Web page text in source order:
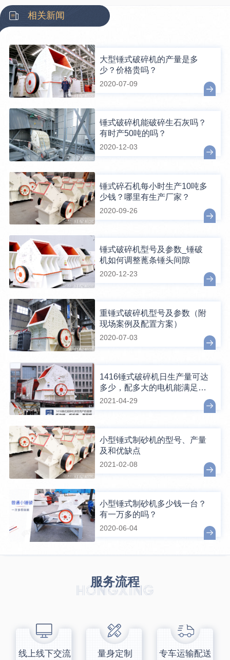
相关新闻
大型锤式破碎机的产量是多
少？价格贵吗？
2020-07-09
锤式破碎机能破碎生石灰吗？
有时产50吨的吗？
2020-12-03
锤式碎石机每小时生产10吨多
少钱？哪里有生产厂家？
2020-09-26
锤式破碎机型号及参数_锤破
机如何调整蓖条锤头间隙
2020-12-23
重锤式破碎机型号及参数（附
现场案例及配置方案）
2020-07-03
1416锤式破碎机日生产量可达
多少，配多大的电机能满足破
碎生产需要？
2021-04-29
小型锤式制砂机的型号、产量
及和优缺点
2021-02-08
小型锤式制砂机多少钱一台？
有一万多的吗？
2020-06-04
服务流程
线上线下交流 量身定制 专车运输配送